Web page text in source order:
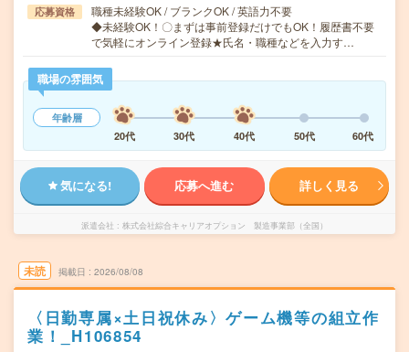
応募資格
職種未経験OK / ブランクOK / 英語力不要
◆未経験OK！〇まずは事前登録だけでもOK！履歴書不要
で気軽にオンライン登録★氏名・職種などを入力す…
職場の雰囲気
年齢層
20代
30代 40代 50代 60代
気になる! 応募へ進む 詳しく見る
派遣会社 株式会社綜合キャリアオプション 製造事業部（全国）
未読 掲載日 2026/08/08
〈日勤専属×土日祝休み〉ゲーム機等の組立作
業！_H106854